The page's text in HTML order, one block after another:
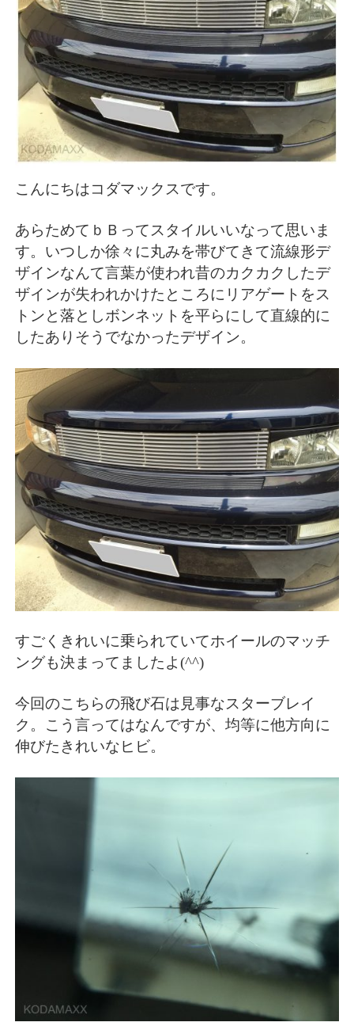
こんにちはコダマックスです。
あらためてｂＢってスタイルいいなって思いま
す。いつしか徐々に丸みを帯びてきて流線形デ
ザインなんて言葉が使われ昔のカクカクしたデ
ザインが失われかけたところにリアゲートをス
トンと落としボンネットを平らにして直線的に
したありそうでなかったデザイン。
すごくきれいに乗られていてホイールのマッチ
ングも決まってましたよ(^^)
今回のこちらの飛び石は見事なスターブレイ
ク。こう言ってはなんですが、均等に他方向に
伸びたきれいなヒビ。